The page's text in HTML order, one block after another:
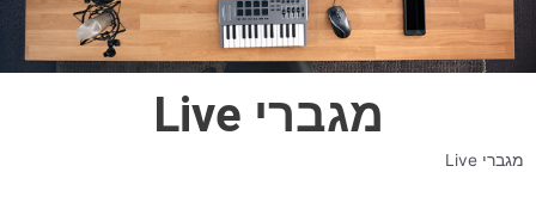
מגברי Live
מגברי Live